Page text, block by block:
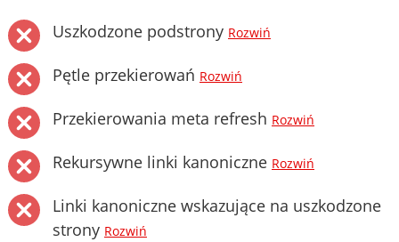
Uszkodzone podstrony Rozwiń
Pętle przekierowań Rozwiń
Przekierowania meta refresh Rozwiń
Rekursywne linki kanoniczne Rozwiń
Linki kanoniczne wskazujące na uszkodzone
strony Rozwiń